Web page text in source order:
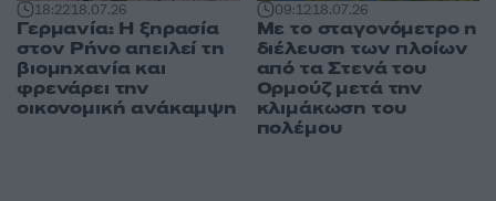
18:2218.07.26
Γερμανία: Η ξηρασία
στον Ρήνο απειλεί τη
βιομηχανία και
φρενάρει την
οικονομική ανάκαμψη
09:1218.07.26
Με το σταγονόμετρο η
διέλευση των πλοίων
από τα Στενά του
Ορμούζ μετά την
κλιμάκωση του
πολέμου